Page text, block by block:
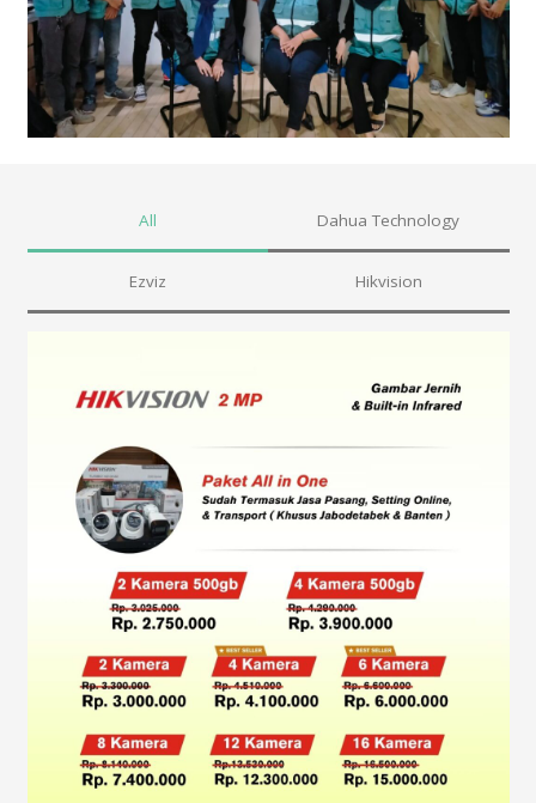
All Dahua Technology
Ezviz Hikvision